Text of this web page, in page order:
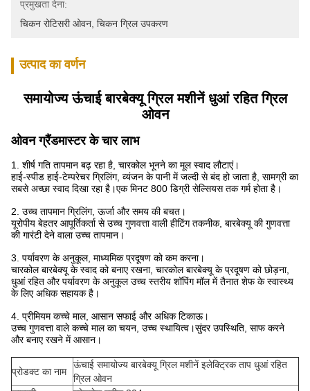
प्रमुखता देना:
चिकन रोटिसरी ओवन चिकन ग्रिल उपकरण
उत्पाद का वर्णन
समायोज्य ऊंचाई बारबेक्यू ग्रिल मशीनें धुआं रहित ग्रिल
ओवन
ओवन ग्रैंडमास्टर के चार लाभ
1. शीर्ष गति तापमान बढ़ रहा है, चारकोल भूनने का मूल स्वाद लौटाएं।
हाई-स्पीड हाई-टेम्परेचर ग्रिलिंग, व्यंजन के पानी में जल्दी से बंद हो जाता है, सामग्री का
सबसे अच्छा स्वाद दिखा रहा है।एक मिनट 800 डिग्री सेल्सियस तक गर्म होता है।
2. उच्च तापमान ग्रिलिंग, ऊर्जा और समय की बचत।
यूरोपीय बेहतर आपूर्तिकर्ता से उच्च गुणवत्ता वाली हीटिंग तकनीक, बारबेक्यू की गुणवत्ता
की गारंटी देने वाला उच्च तापमान।
3. पर्यावरण के अनुकूल, माध्यमिक प्रदूषण को कम करना।
चारकोल बारबेक्यू के स्वाद को बनाए रखना, चारकोल बारबेक्यू के प्रदूषण को छोड़ना,
धुआं रहित और पर्यावरण के अनुकूल उच्च स्तरीय शॉपिंग मॉल में तैनात शेफ के स्वास्थ्य
के लिए अधिक सहायक है।
4. प्रीमियम कच्चे माल, आसान सफाई और अधिक टिकाऊ।
उच्च गुणवत्ता वाले कच्चे माल का चयन, उच्च स्थायित्व।सुंदर उपस्थिति, साफ करने
और बनाए रखने में आसान।
प्रोडक्ट का नाम
ऊंचाई समायोज्य बारबेक्यू ग्रिल मशीनें इलेक्ट्रिक ताप धुआं रहित
ग्रिल ओवन